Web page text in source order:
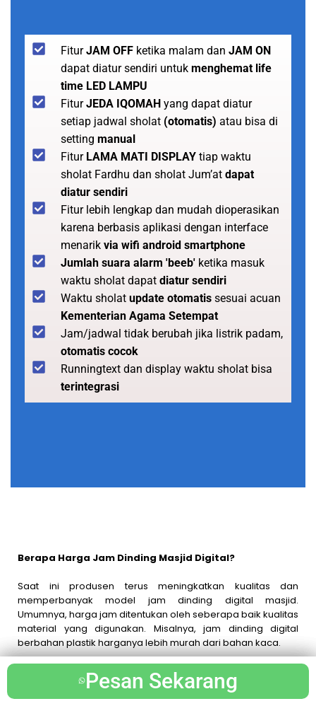
Pesan Sekarang
FiturJAM OFF ketika malam dan JAM ON
dapat diatur sendiri untuk menghemat life
time LED LAMPU
FiturJEDA IQOMAH yang dapat diatur
setiap jadwal sholat (otomatis) atau bisa di
setting manual
Fitur LAMA MATI DISPLAY tiap waktu
sholat Fardhu dan sholat Jum’at dapat
diatur sendiri
Fitur lebih lengkap dan mudah dioperasikan
karena berbasis aplikasi dengan interface
menarik via wifi android smartphone
Jumlah suara alarm 'beeb' ketika masuk
waktu sholat dapat diatur sendiri
Waktu sholat update otomatis sesuai acuan
Kementerian Agama Setempat
Jam/jadwal tidak berubah jika listrik padam,
otomatis cocok
Runningtext dan display waktu sholat bisa
terintegrasi
Berapa Harga Jam Dinding Masjid Digital?
Saat ini produsen terus meningkatkan kualitas dan
memperbanyak model jam dinding digital masjid.
Umumnya, harga jam ditentukan oleh seberapa baik kualitas
material yang digunakan. Misalnya, jam dinding digital
berbahan plastik harganya lebih murah dari bahan kaca.
Begitu pun jam dinding digital berbahan kaca yang
harganya lebih ekonomis dibandingkan jam digital arcylik.
Namun, tentunya material ini jauh lebih awet daripada
Pesan Sekarang
Pesan Sekarang